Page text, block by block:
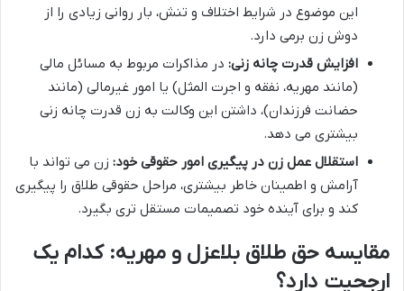
این موضوع در شرایط اختلاف و تنش، بار روانی زیادی را از
دوش زن برمی دارد.
افزایش قدرت چانه زنی: در مذاکرات مربوط به مسائل مالی
(مانند مهریه، نفقه و اجرت المثل) یا امور غیرمالی (مانند
حضانت فرزندان)، داشتن این وکالت به زن قدرت چانه زنی
بیشتری می دهد.
استقلال عمل زن در پیگیری امور حقوقی خود: زن می تواند با
آرامش و اطمینان خاطر بیشتری، مراحل حقوقی طلاق را پیگیری
کند و برای آینده خود تصمیمات مستقل تری بگیرد.
مقایسه حق طلاق بلاعزل و مهریه: کدام یک
ارجحیت دارد؟